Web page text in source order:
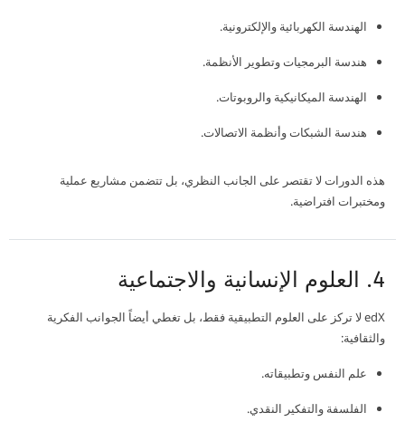
الهندسة الكهربائية والإلكترونية.
هندسة البرمجيات وتطوير الأنظمة.
الهندسة الميكانيكية والروبوتات.
هندسة الشبكات وأنظمة الاتصالات.
هذه الدورات لا تقتصر على الجانب النظري، بل تتضمن مشاريع عملية
ومختبرات افتراضية.
4. العلوم الإنسانية والاجتماعية
edX لا تركز على العلوم التطبيقية فقط، بل تغطي أيضاً الجوانب الفكرية
والثقافية:
علم النفس وتطبيقاته.
الفلسفة والتفكير النقدي.